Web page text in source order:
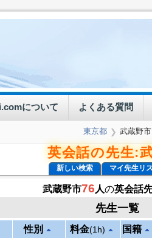
について よくある質問
東京都 ❯ 武蔵野市
英会話の先生:
新しい検索 マイ先生リ
武蔵野市76 人の英会話
先生一覧
性別 arrow_drop_up 料金(1h) arrow_drop_up 国籍arrow_drop_up